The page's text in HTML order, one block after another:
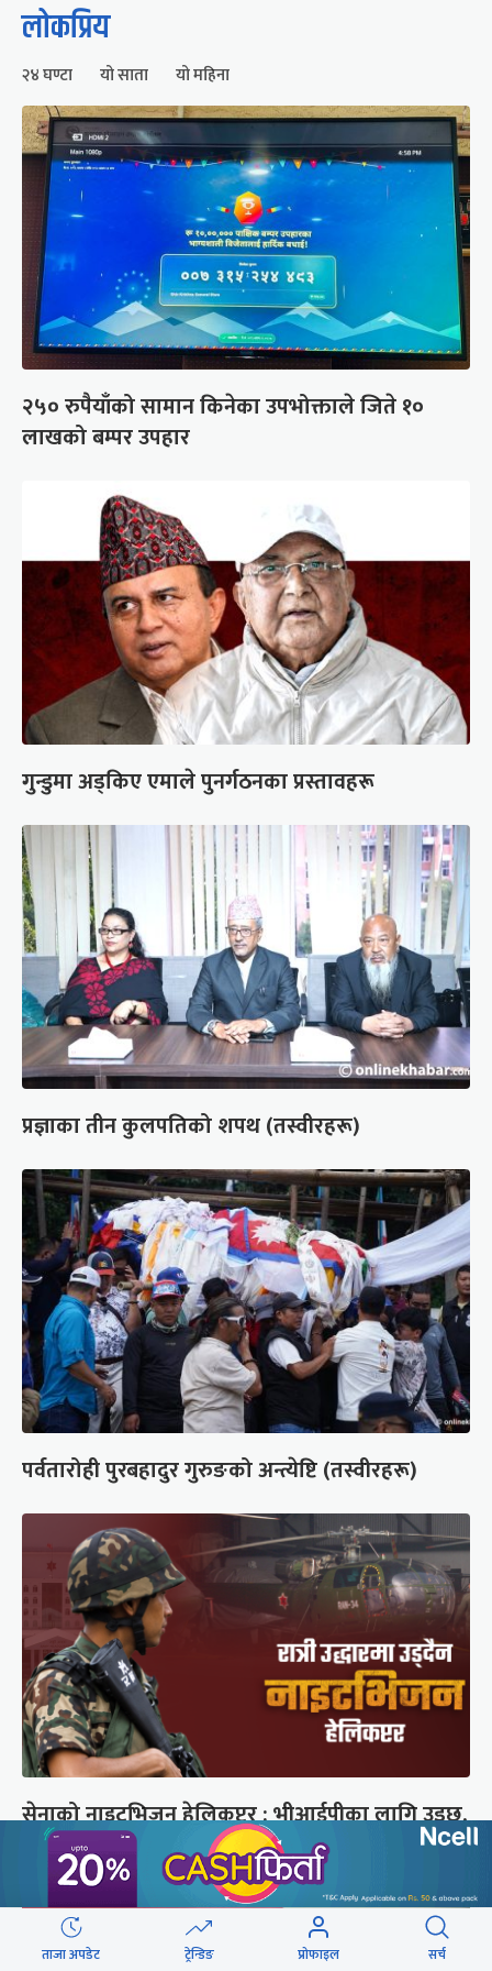
लोकप्रिय
२४ घण्टा यो साता यो महिना
२५० रुपैयाँको सामान किनेका उपभोक्ताले जिते १०
लाखको बम्पर उपहार
गुन्डुमा अड्किए एमाले पुनर्गठनका प्रस्तावहरू
प्रज्ञाका तीन कुलपतिको शपथ (तस्वीरहरू)
पर्वतारोही पुरबहादुर गुरुङको अन्त्येष्टि (तस्वीरहरू)
सेनाको नाइटभिजन हेलिकप्टर : भीआईपीका लागि उड्छ,
जनताको ज्यान बचाउन उड्दैन
ताजा अपडेट ट्रेन्डिङ प्रोफाइल सर्च